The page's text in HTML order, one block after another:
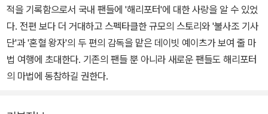
적을 기록함으로서 국내 팬들에 '해리포터'에 대한 사랑을 알 수 있었
다. 전편 보다 더 거대하고 스펙타클한 규모의 스토리와 '불사조 기사
단'과 '혼혈 왕자'의 두 편의 감독을 맡은 데이빗 예이츠가 보여 줄 마
법 여행에 초대한다. 기존의 팬들 뿐 아니라 새로운 팬들도 해리포터
의 마법에 동참하길 권한다.